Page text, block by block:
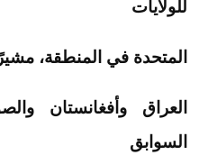
للولايات
المتحدة في المنطقة،
العراق وأفغانستان
السوابق